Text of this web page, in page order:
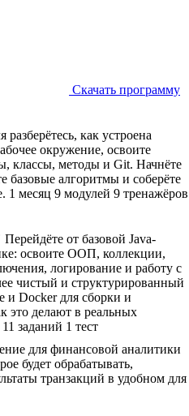
Скачать программу
разберётесь, как устроена
окружение, освоите
классы, методы и Git. Начнёте
базовые алгоритмы и соберёте
1 месяц 9 модулей 9 тренажёров
Перейдёте от базовой Java-
освоите ООП, коллекции,
логирование и работу с
чистый и структурированный
и Docker для сборки и
это делают в реальных
11 заданий 1 тест
для финансовой аналитики
будет обрабатывать,
транзакций в удобном для